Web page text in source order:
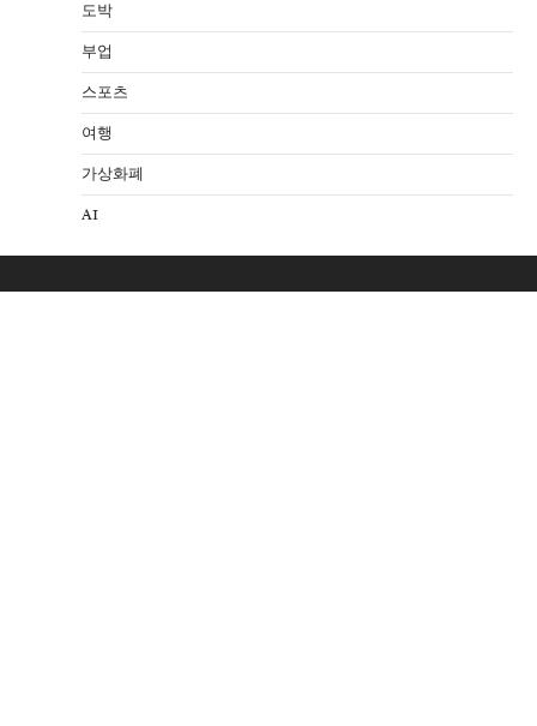
도박
부업
스포츠
여행
가상화폐
AI